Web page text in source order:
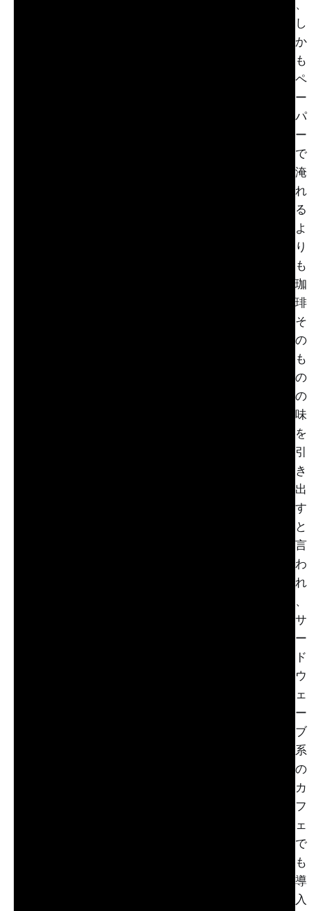
、
し
か
も
ペ
ー
パ
ー
で
淹
れ
る
よ
り
も
珈
琲
そ
の
も
の
の
味
を
引
き
出
す
と
言
わ
れ
、
サ
ー
ド
ウ
ェ
ー
ブ
系
の
カ
フ
ェ
で
も
導
入